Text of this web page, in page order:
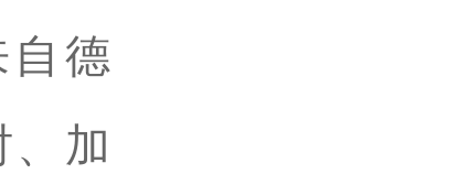
德
加